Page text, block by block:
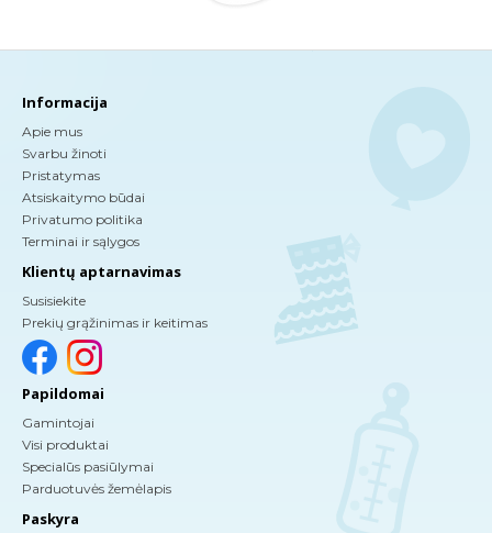
Informacija
Apie mus
Svarbu žinoti
Pristatymas
Atsiskaitymo būdai
Privatumo politika
Terminai ir sąlygos
Klientų aptarnavimas
Susisiekite
Prekių grąžinimas ir keitimas
Papildomai
Gamintojai
Visi produktai
Specialūs pasiūlymai
Parduotuvės žemėlapis
Paskyra